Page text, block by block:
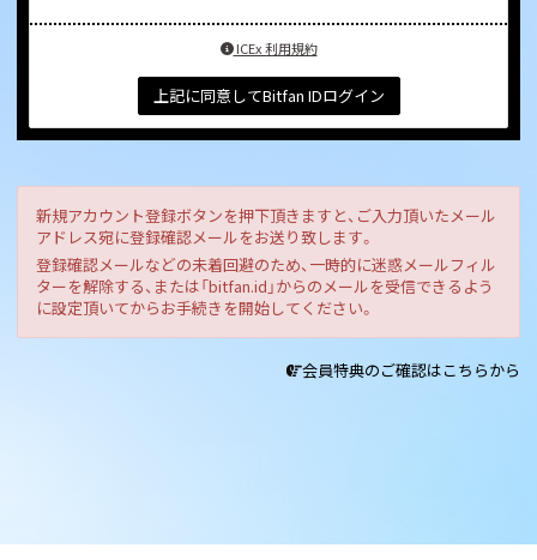
ICEx 利用規約
上記に同意してBitfan IDログイン
新規アカウント登録ボタンを押下頂きますと、ご入力頂いたメール
アドレス宛に登録確認メールをお送り致します。
登録確認メールなどの未着回避のため、一時的に迷惑メールフィル
ターを解除する、または「bitfan.id」からのメールを受信できるよう
に設定頂いてからお手続きを開始してください。
会員特典のご確認はこちらから